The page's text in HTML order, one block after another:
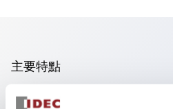
主要特點
手指安全型螺絲端子。